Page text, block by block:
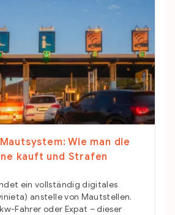
Wie man die
kauft und Strafen
ein vollständig digitales
anstelle von Mautstellen.
Fahrer oder Expat – dieser